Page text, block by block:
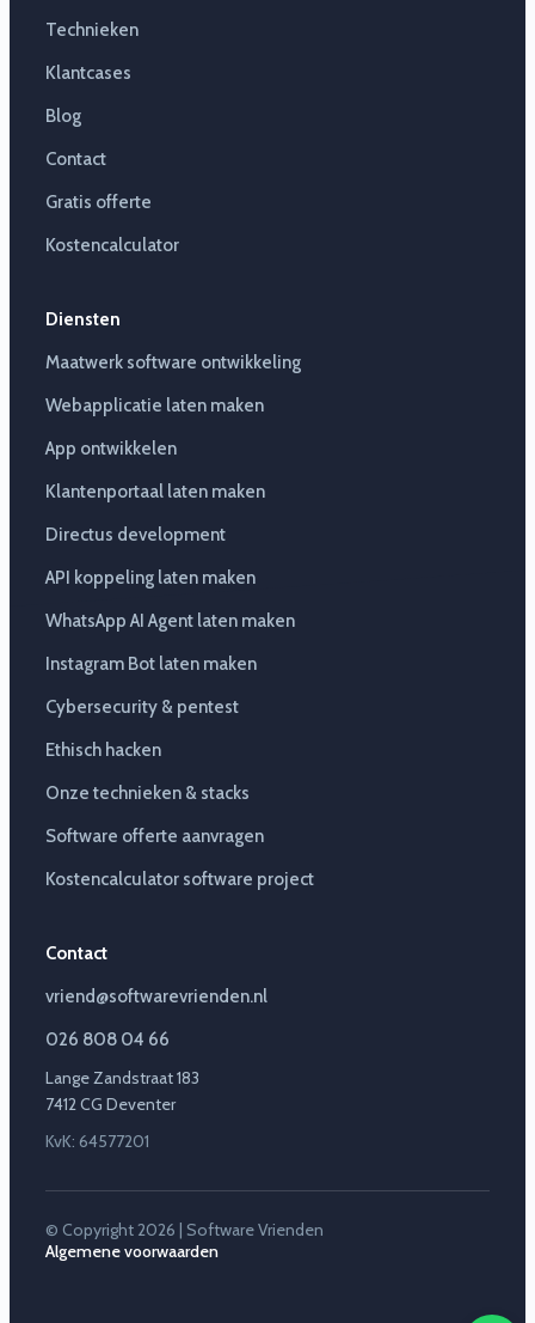
Technieken
Klantcases
Blog
Contact
Gratis offerte
Kostencalculator
Diensten
Maatwerk software ontwikkeling
Webapplicatie laten maken
App ontwikkelen
Klantenportaal laten maken
Directus development
API koppeling laten maken
WhatsApp AI Agent laten maken
Instagram Bot laten maken
Cybersecurity & pentest
Ethisch hacken
Onze technieken & stacks
Software offerte aanvragen
Kostencalculator software project
Contact
vriend@softwarevrienden.nl
026 808 04 66
Lange Zandstraat 183
7412 CG Deventer
KvK: 64577201
© Copyright 2026 | Software Vrienden
Algemene voorwaarden